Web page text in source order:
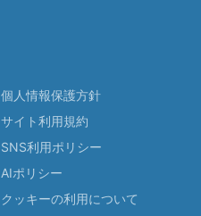
個人情報保護方針
サイト利用規約
SNS利用ポリシー
AIポリシー
クッキーの利用について